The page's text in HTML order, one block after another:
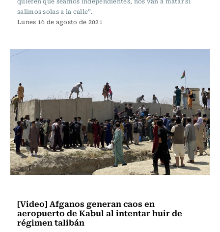
salimos solas a la calle”.
Lunes 16 de agosto de 2021
[Video] Afganos generan caos en
aeropuerto de Kabul al intentar huir de
régimen talibán